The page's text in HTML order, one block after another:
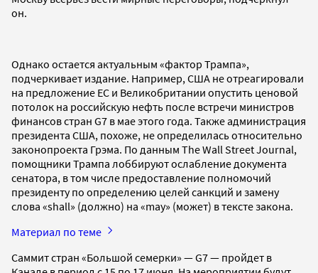
он.
Однако остается актуальным «фактор Трампа»,
подчеркивает издание. Например, США не отреагировали
на предложение ЕС и Великобритании опустить ценовой
потолок на российскую нефть после встречи министров
финансов стран G7 в мае этого года. Также администрация
президента США, похоже, не определилась относительно
законопроекта Грэма. По данным The Wall Street Journal,
помощники Трампа лоббируют ослабление документа
сенатора, в том числе предоставление полномочий
президенту по определению целей санкций и замену
слова «shall» (должно) на «may» (может) в тексте закона.
Материал по теме
Саммит стран «Большой семерки» — G7 — пройдет в